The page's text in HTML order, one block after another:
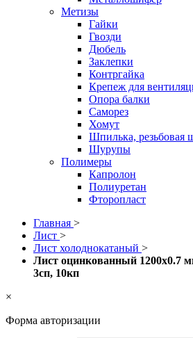
Метизы
Гайки
Гвозди
Дюбель
Заклепки
Контргайка
Крепеж для
Опора балки
Саморез
Хомут
Шпилька, резьбовая
Шурупы
Полимеры
Капролон
Полиуретан
Фторопласт
Главная >
Лист >
Лист холоднокатаный >
Лист оцинкованный 1200x0.7
3сп, 10кп
×
Форма авторизации